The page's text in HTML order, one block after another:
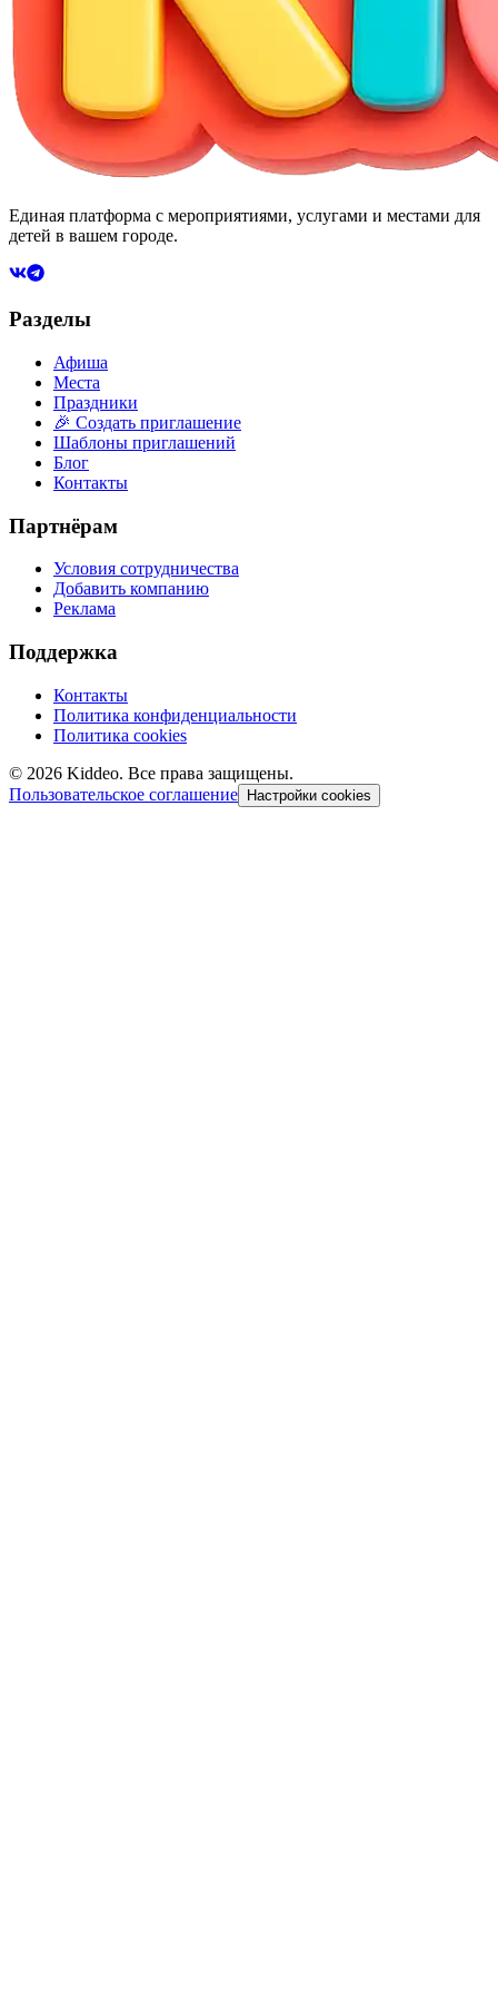
Единая платформа с мероприятиями, услугами и местами для
детей в вашем городе.
Разделы
Афиша
Места
Праздники
🎉 Создать приглашение
Шаблоны приглашений
Блог
Контакты
Партнёрам
Условия сотрудничества
Добавить компанию
Реклама
Поддержка
Контакты
Политика конфиденциальности
Политика cookies
© 2026 Kiddeo. Все права защищены.
Пользовательское соглашение
Настройки cookies